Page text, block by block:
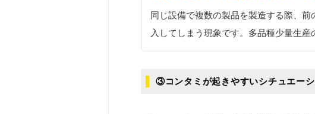
同じ設備で複数の製品を製造する際、
入してしまう現象です。多品種少量生産
③コンタミが起きやすいシチュエー